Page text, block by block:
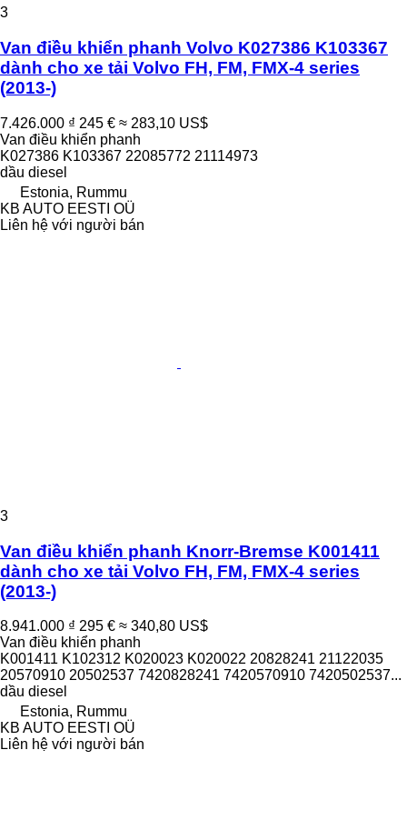
3
Van điều khiển phanh Volvo K027386 K103367
dành cho xe tải Volvo FH, FM, FMX-4 series
(2013-)
7.426.000 ₫ 245 € ≈ 283,10 US$
Van điều khiển phanh
K027386 K103367 22085772 21114973
dầu diesel
Estonia, Rummu
KB AUTO EESTI OÜ
Liên hệ với người bán
3
Van điều khiển phanh Knorr-Bremse K001411
dành cho xe tải Volvo FH, FM, FMX-4 series
(2013-)
8.941.000 ₫ 295 € ≈ 340,80 US$
Van điều khiển phanh
K001411 K102312 K020023 K020022 20828241 21122035
20570910 20502537 7420828241 7420570910 7420502537...
dầu diesel
Estonia, Rummu
KB AUTO EESTI OÜ
Liên hệ với người bán